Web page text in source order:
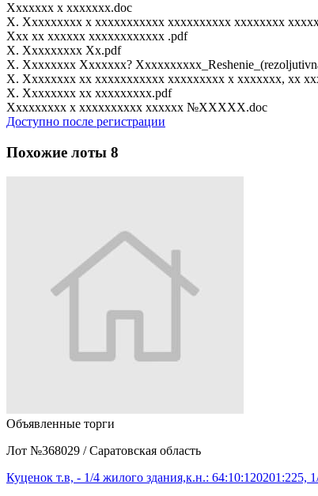
Xxxxxxx x xxxxxxx.doc
X. Xxxxxxxxx x xxxxxxxxxxx xxxxxxxxxx xxxxxxxx
Xxx xx xxxxxx xxxxxxxxxxxx .pdf
X. Xxxxxxxxx Xx.pdf
X. Xxxxxxxx Xxxxxxx?
X. Xxxxxxxx xx xxxxxxxxxxx xxxxxxxxx x xxxxxxx, xx
X. Xxxxxxxx xx xxxxxxxxx.pdf
Xxxxxxxxx x xxxxxxxxxx xxxxxx №XXXXX.doc
Доступно после регистрации
Похожие лоты 8
Объявленные торги
Лот №368029 / Саратовская область
Куценок т.в, - 1/4 жилого здания,к.н.: 64:10:120201:225,